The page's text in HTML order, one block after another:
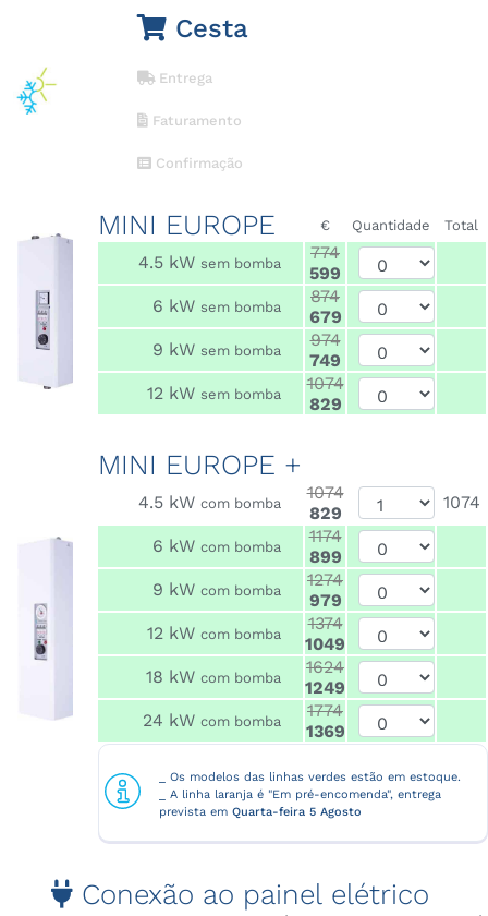
Cesta
Entrega
Faturamento
Confirmação
MINI EUROPE € Quantidade Total
4.5 kW sem bomba
774
599
6 kW sem bomba
874
679
9 kW sem bomba
974
749
12 kW sem bomba
1074
829
MINI EUROPE +
4.5 kW com bomba
1074
829
1074
6 kW com bomba
1174
899
9 kW com bomba
1274
979
12 kW com bomba
1374
1049
18 kW com bomba
1624
1249
24 kW com bomba
1774
1369
_ Os modelos das linhas verdes estão em estoque.
_ A linha laranja é "Em pré-encomenda", entrega
prevista em Quarta-feira 5 Agosto
Conexão ao painel elétrico